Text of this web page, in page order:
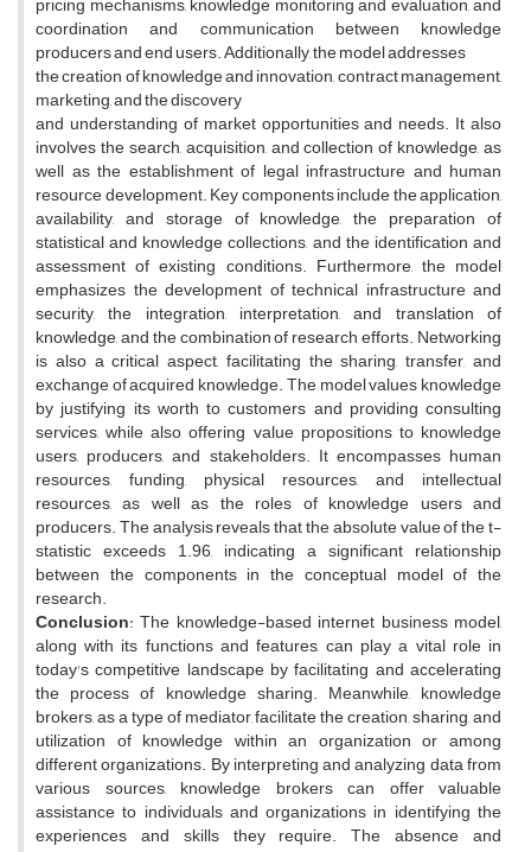
coordination and communication between knowledge
producers and end users. Additionally, the model addresses
the creation of knowledge and innovation, contract management,
marketing, and the discovery
and understanding of market opportunities and needs. It also
involves the search, acquisition, and collection of knowledge, as
well as the establishment of legal infrastructure and human
resource development. Key components include the application,
availability, and storage of knowledge, the preparation of
statistical and knowledge collections, and the identification and
assessment of existing conditions. Furthermore, the model
emphasizes the development of technical infrastructure and
security, the integration, interpretation, and translation of
knowledge, and the combination of research efforts. Networking
is also a critical aspect, facilitating the sharing, transfer, and
exchange of acquired knowledge. The model values knowledge
by justifying its worth to customers and providing consulting
services, while also offering value propositions to knowledge
users, producers, and stakeholders. It encompasses human
resources, funding, physical resources, and intellectual
resources, as well as the roles of knowledge users and
producers. The analysis reveals that the absolute value of the t-
statistic exceeds 1.96, indicating a significant relationship
between the components in the conceptual model of the
research.
Conclusion: The knowledge-based internet business model,
along with its functions and features, can play a vital role in
today's competitive landscape by facilitating and accelerating
the process of knowledge sharing. Meanwhile, knowledge
brokers, as a type of mediator, facilitate the creation, sharing, and
utilization of knowledge within an organization or among
different organizations. By interpreting and analyzing data from
various sources, knowledge brokers can offer valuable
assistance to individuals and organizations in identifying the
experiences and skills they require. The absence and